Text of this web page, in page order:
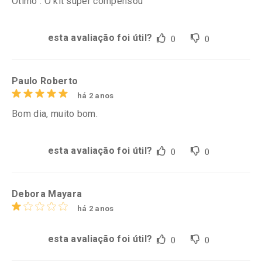
esta avaliação foi útil? 0 0
Paulo Roberto
há 2 anos
Bom dia, muito bom.
esta avaliação foi útil? 0 0
Debora Mayara
há 2 anos
esta avaliação foi útil? 0 0